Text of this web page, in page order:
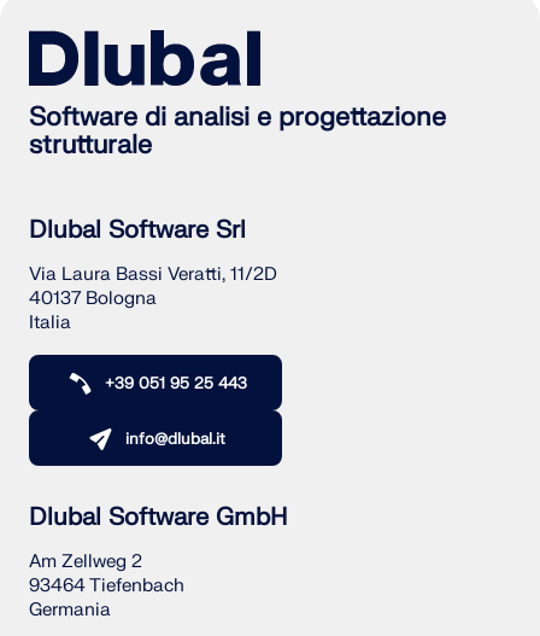
Software di analisi e progettazione
strutturale
Dlubal Software Srl
Via Laura Bassi Veratti, 11/2D
40137 Bologna
Italia
+39 051 95 25 443
info@dlubal.it
Dlubal Software GmbH
Am Zellweg 2
93464 Tiefenbach
Germania